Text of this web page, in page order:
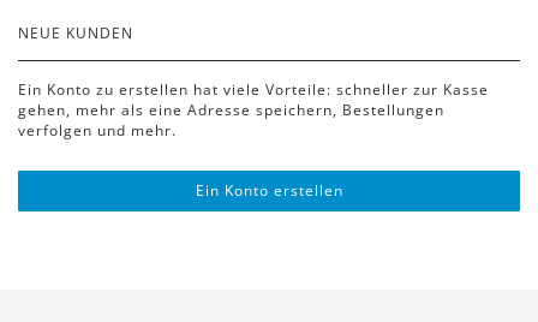
NEUE KUNDEN
Ein Konto zu erstellen hat viele Vorteile: schneller zur Kasse
gehen, mehr als eine Adresse speichern, Bestellungen
verfolgen und mehr.
Ein Konto erstellen